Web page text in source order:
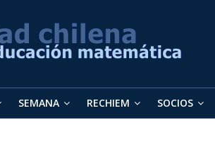
SEMANA RECHIEM SOCIOS